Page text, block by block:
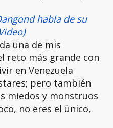
habla de su
una de mis
reto más grande con
en Venezuela
pero también
miedos y monstruos
no eres el único,